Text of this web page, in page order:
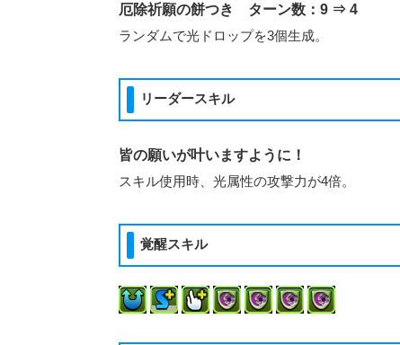
厄除祈願の餅つき ターン数：9 ⇒ 4
ランダムで光ドロップを3個生成。
リーダースキル
皆の願いが叶いますように！
スキル使用時、光属性の攻撃力が4倍。
覚醒スキル